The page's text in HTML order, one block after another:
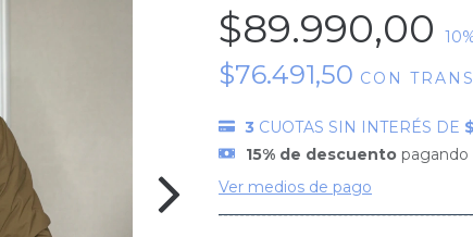
$89.990,00 10
$76.491,50 CON
3 CUOTAS SIN INTERÉS DE
15% de descuento pagando
Ver medios de pago